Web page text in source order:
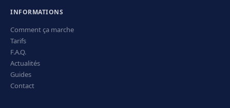
INFORMATIONS
Comment ça marche
Tarifs
F.A.Q.
Actualités
Guides
Contact